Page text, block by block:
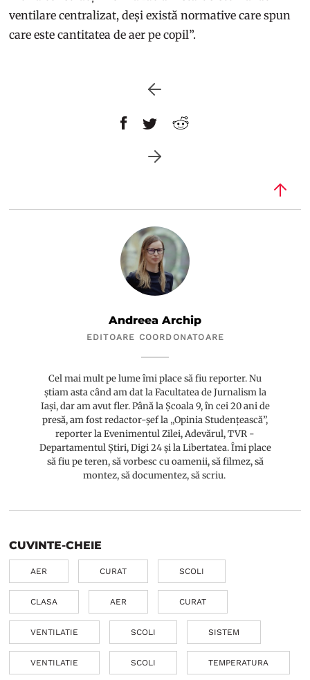
ventilare centralizat, deși există normative care spun
care este cantitatea de aer pe copil”.
Andreea Archip
EDITOARE COORDONATOARE
Cel mai mult pe lume îmi place să fiu reporter. Nu
știam asta când am dat la Facultatea de Jurnalism la
Iași, dar am avut fler. Până la Școala 9, în cei 20 ani de
presă, am fost redactor-șef la „Opinia Studențească”,
reporter la Evenimentul Zilei, Adevărul, TVR -
Departamentul Știri, Digi 24 și la Libertatea. Îmi place
să fiu pe teren, să vorbesc cu oamenii, să filmez, să
montez, să documentez, să scriu.
CUVINTE-CHEIE
AER CURAT SCOLI
CLASA AER CURAT
VENTILATIE SCOLI SISTEM
VENTILATIE SCOLI TEMPERATURA